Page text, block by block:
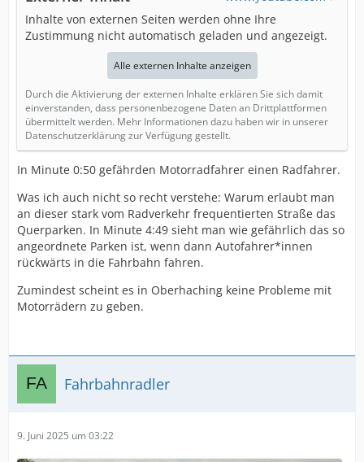
Inhalte von externen Seiten werden ohne Ihre
Zustimmung nicht automatisch geladen und angezeigt.
Alle externen Inhalte anzeigen
Durch die Aktivierung der externen Inhalte erklären Sie sich damit
einverstanden, dass personenbezogene Daten an Drittplattformen
übermittelt werden. Mehr Informationen dazu haben wir in unserer
Datenschutzerklärung zur Verfügung gestellt.
In Minute 0:50 gefährden Motorradfahrer einen Radfahrer.
Was ich auch nicht so recht verstehe: Warum erlaubt man
an dieser stark vom Radverkehr frequentierten Straße das
Querparken. In Minute 4:49 sieht man wie gefährlich das so
angeordnete Parken ist, wenn dann Autofahrer*innen
rückwärts in die Fahrbahn fahren.
Zumindest scheint es in Oberhaching keine Probleme mit
Motorrädern zu geben.
Fahrbahnradler
9. Juni 2025 um 03:22